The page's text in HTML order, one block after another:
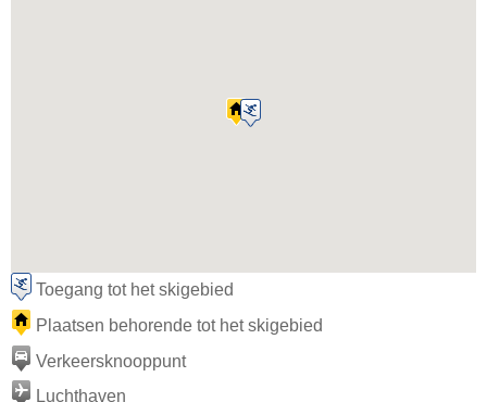
Toegang tot het skigebied
Plaatsen behorende tot het skigebied
Verkeersknooppunt
Luchthaven